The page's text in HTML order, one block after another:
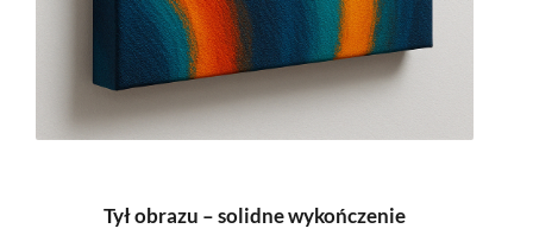
Tył obrazu – solidne wykończenie